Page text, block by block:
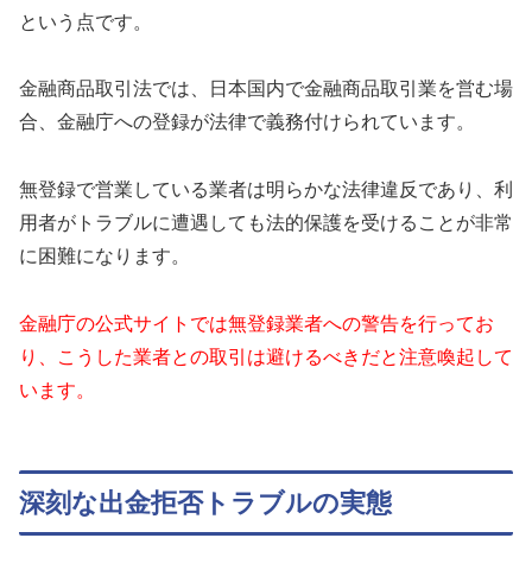
という点です。
金融商品取引法では、日本国内で金融商品取引業を営む場
合、金融庁への登録が法律で義務付けられています。
無登録で営業している業者は明らかな法律違反であり、利
用者がトラブルに遭遇しても法的保護を受けることが非常
に困難になります。
金融庁の公式サイトでは無登録業者への警告を行ってお
り、こうした業者との取引は避けるべきだと注意喚起して
います。
深刻な出金拒否トラブルの実態